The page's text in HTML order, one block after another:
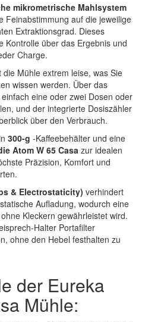
mikrometrische Mahlsystem
Feinabstimmung auf die jeweilige
Extraktionsgrad. Dieses
Kontrolle über das Ergebnis und
Charge.
Mühle extrem leise, was Sie
wissen werden. Über das
eine oder zwei Dosen oder
und der integrierte Dosiszähler
über den Verbrauch.
300-g -Kaffeebehälter und eine
Atom W 65 Casa zur idealen
Präzision, Komfort und
& Electrostaticity) verhindert
Aufladung, wodurch eine
Kleckern gewährleistet wird.
Halter Portafilter
ohne den Hebel festhalten zu
der Eureka
Mühle: